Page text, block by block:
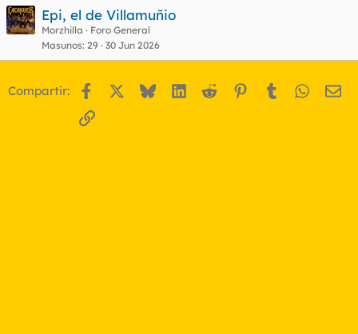
Epi, el de Villamuñio
Morzhilla
Foro General
Masunos 29 30 Jun 2026
Compartir: Facebook BlueskyLinkedIn
Reddit Pinterest
Tumblr
Enlace